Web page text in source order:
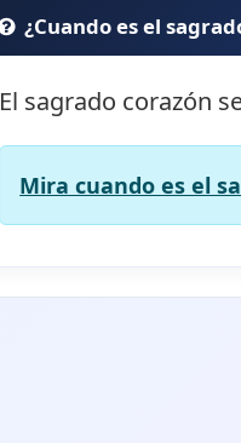
¿Cuando es el
El sagrado corazón
Mira cuando es el